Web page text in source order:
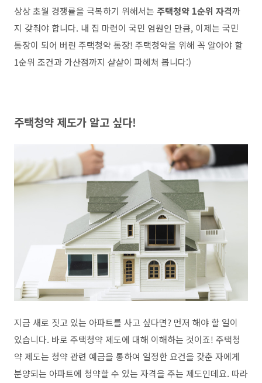
상상 초월 경쟁률을 극복하기 위해서는 주택청약 1순위 자격까
지 갖춰야 합니다. 내 집 마련이 국민 염원인 만큼, 이제는 국민
통장이 되어 버린 주택청약 통장! 주택청약을 위해 꼭 알아야 할
1순위 조건과 가산점까지 샅샅이 파헤쳐 봅니다:)
주택청약 제도가 알고 싶다!
지금 새로 짓고 있는 아파트를 사고 싶다면? 먼저 해야 할 일이
있습니다. 바로 주택청약 제도에 대해 이해하는 것이죠! 주택청
약 제도는 청약 관련 예금을 통하여 일정한 요건을 갖춘 자에게
분양되는 아파트에 청약할 수 있는 자격을 주는 제도인데요. 따라